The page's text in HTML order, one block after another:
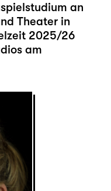
an
Theater in
2025/26
am